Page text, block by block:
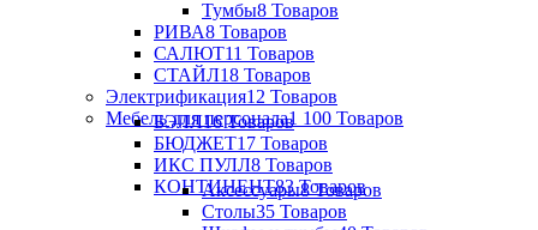
Тумбы8 Товаров
РИВА8 Товаров
САЛЮТ11 Товаров
СТАЙЛ18 Товаров
Электрификация12 Товаров
Мебель для персонала1 100 Товаров
БЭЛЛ16 Товаров
БЮДЖЕТ17 Товаров
ИКС ПУЛЛ8 Товаров
КОНТИНЕНТ83 Товаров
Аксессуары8 Товаров
Столы35 Товаров